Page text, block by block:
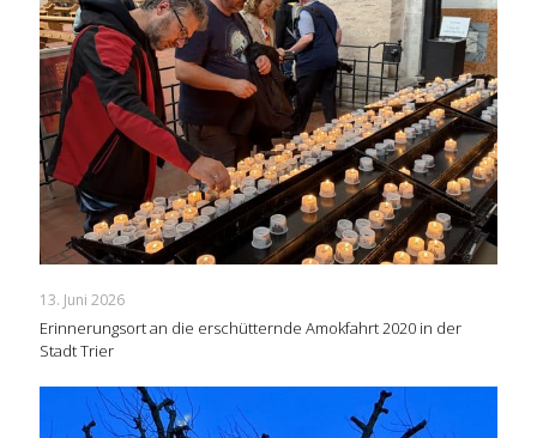
13. Juni 2026
Erinnerungsort an die erschütternde Amokfahrt 2020 in der
Stadt Trier